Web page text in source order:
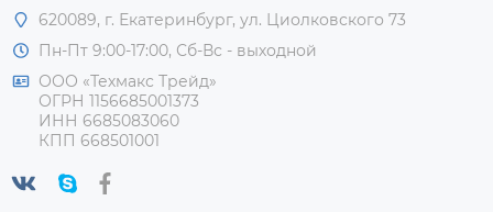
620089, г. Екатеринбург, ул. Циолковского 73
Пн-Пт 9:00-17:00, Сб-Вс - выходной
ООО «Техмакс Трейд»
ОГРН 1156685001373
ИНН 6685083060
КПП 668501001